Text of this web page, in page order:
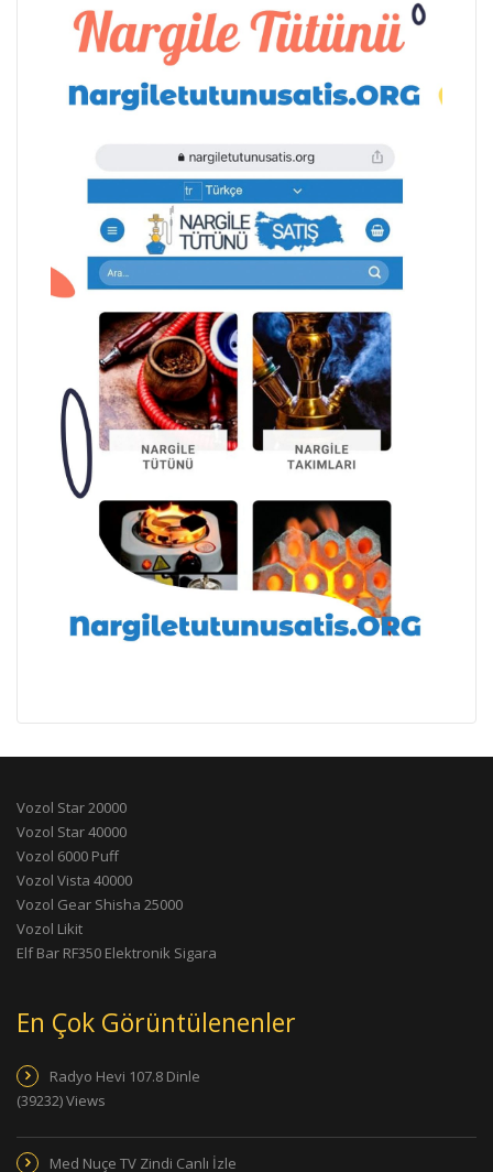
Vozol Star 20000
Vozol Star 40000
Vozol 6000 Puff
Vozol Vista 40000
Vozol Gear Shisha 25000
Vozol Likit
Elf Bar RF350 Elektronik Sigara
En Çok Görüntülenenler
Radyo Hevi 107.8 Dinle
(39232) Views
Med Nuçe TV Zindi Canlı İzle